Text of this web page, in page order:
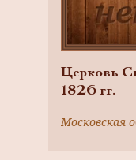
Церковь
1826 гг.